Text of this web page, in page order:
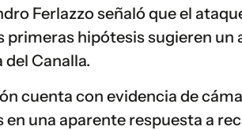
Ferlazzo señaló que el
primeras hipótesis sugieren un
del Canalla.
cuenta con evidencia de
una aparente respuesta a